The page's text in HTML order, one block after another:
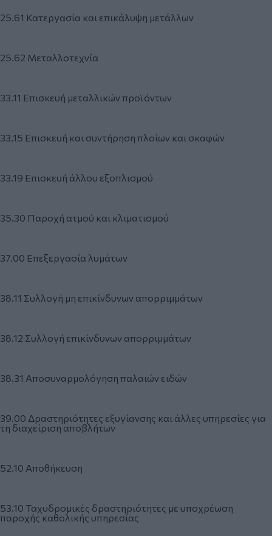
25.61 Κατεργασία και επικάλυψη μετάλλων
25.62 Μεταλλοτεχνία
33.11 Επισκευή μεταλλικών προϊόντων
33.15 Επισκευή και συντήρηση πλοίων και σκαφών
33.19 Επισκευή άλλου εξοπλισμού
35.30 Παροχή ατμού και κλιματισμού
37.00 Επεξεργασία λυμάτων
38.11 Συλλογή μη επικίνδυνων απορριμμάτων
38.12 Συλλογή επικίνδυνων απορριμμάτων
38.31 Αποσυναρμολόγηση παλαιών ειδών
39.00 Δραστηριότητες εξυγίανσης και άλλες υπηρεσίες για
τη διαχείριση αποβλήτων
52.10 Αποθήκευση
53.10 Ταχυδρομικές δραστηριότητες με υποχρέωση
παροχής καθολικής υπηρεσίας